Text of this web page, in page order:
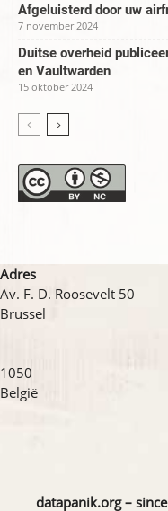
Afgeluisterd door uw
7 november 2024
Duitse overheid
en Vaultwarden
15 oktober 2024
Adres
Av. F. D. Roosevelt 50
Brussel
1050
België
datapanik.org –